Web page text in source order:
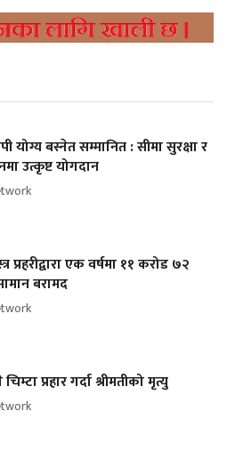
योग्य बस्नेत सम्मानित : सीमा सुरक्षा र
उत्कृष्ट योगदान
प्रहरीद्वारा एक वर्षमा ११ करोड ७२
बरामद
प्रहार गर्दा श्रीमतीको मृत्यु